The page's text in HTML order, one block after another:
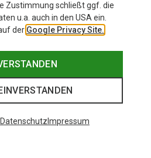
Zustimmung schließt ggf. die
u.a. auch in den USA ein.
der Google Privacy Site.
Datenschutz Impressum